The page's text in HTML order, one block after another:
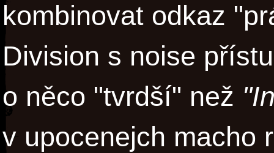
kombinovat odkaz
Division s noise
o něco "tvrdší" než
v upocenejch macho